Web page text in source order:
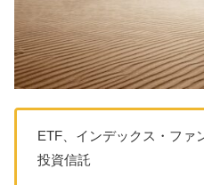
ETF、インデックス・ファ
投資信託